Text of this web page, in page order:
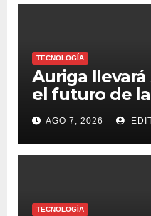
TECNOLOGÍA
Auriga
el futuro de
Digital
AGO 7, 2026
TECNOLOGÍA